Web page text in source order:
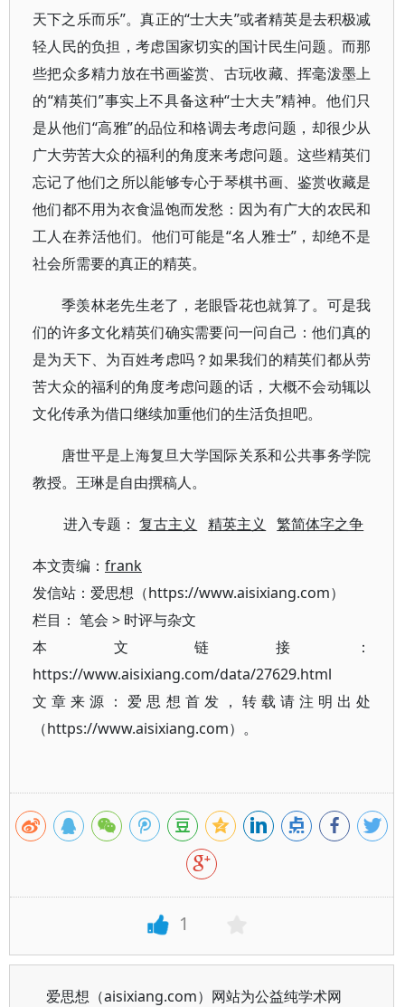
天下之乐而乐”。真正的“士大夫”或者精英是去积极减
轻人民的负担，考虑国家切实的国计民生问题。而那
些把众多精力放在书画鉴赏、古玩收藏、挥毫泼墨上
的“精英们”事实上不具备这种“士大夫”精神。他们只
是从他们“高雅”的品位和格调去考虑问题，却很少从
广大劳苦大众的福利的角度来考虑问题。这些精英们
忘记了他们之所以能够专心于琴棋书画、鉴赏收藏是
他们都不用为衣食温饱而发愁：因为有广大的农民和
工人在养活他们。他们可能是“名人雅士”，却绝不是
社会所需要的真正的精英。
季羡林老先生老了，老眼昏花也就算了。可是我
们的许多文化精英们确实需要问一问自己：他们真的
是为天下、为百姓考虑吗？如果我们的精英们都从劳
苦大众的福利的角度考虑问题的话，大概不会动辄以
文化传承为借口继续加重他们的生活负担吧。
唐世平是上海复旦大学国际关系和公共事务学院
教授。王琳是自由撰稿人。
进入专题：复古主义 精英主义 繁简体字之争
本文责编： frank
发信站：爱思想（https://www.aisixiang.com）
栏目： 笔会 > 时评与杂文
本文链接：
https://www.aisixiang.com/data/27629.html
文章来源：爱思想首发，转载请注明出处
（https://www.aisixiang.com）。
1
爱思想（aisixiang.com）网站为公益纯学术网